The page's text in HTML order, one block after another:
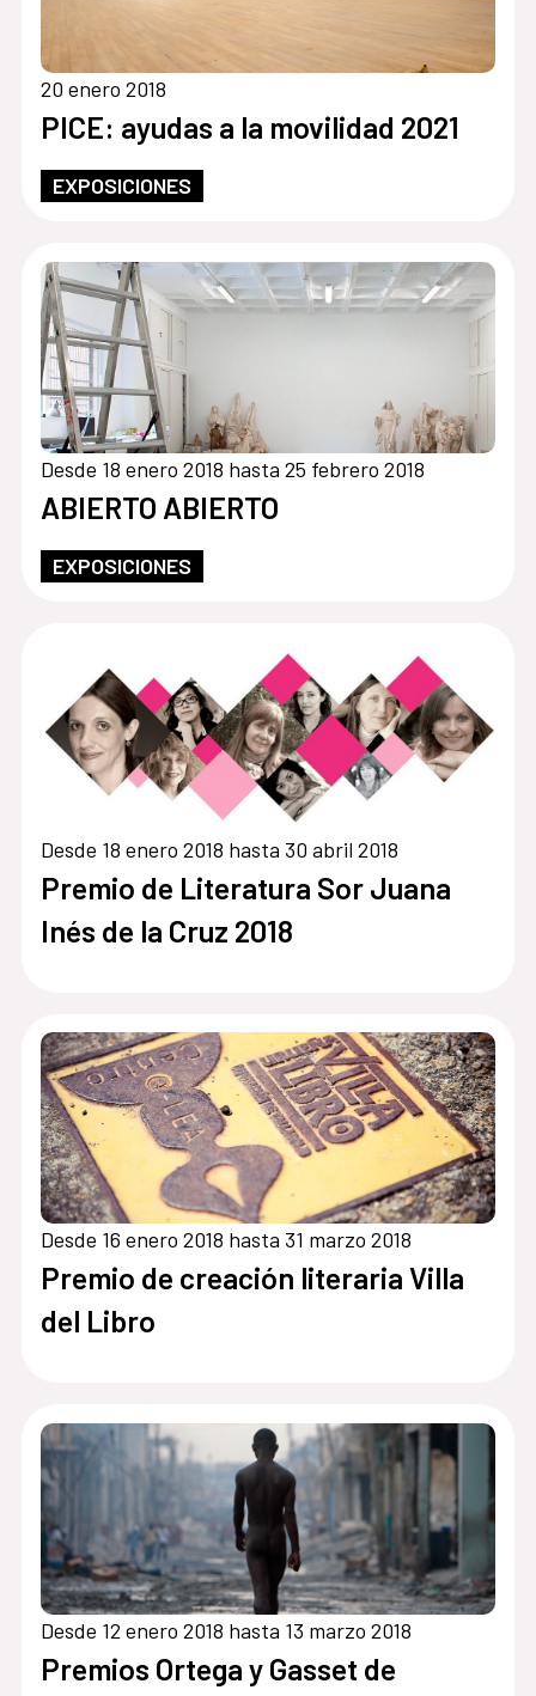
20 enero 2018
PICE: ayudas a la movilidad 2021
EXPOSICIONES
Desde 18 enero 2018 hasta 25 febrero 2018
ABIERTO ABIERTO
EXPOSICIONES
Desde 18 enero 2018 hasta 30 abril 2018
Premio de Literatura Sor Juana
Inés de la Cruz 2018
Desde 16 enero 2018 hasta 31 marzo 2018
Premio de creación literaria Villa
del Libro
Desde 12 enero 2018 hasta 13 marzo 2018
Premios Ortega y Gasset de